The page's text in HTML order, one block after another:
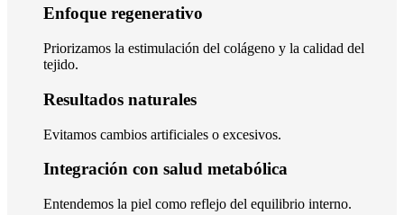
Enfoque regenerativo
Priorizamos la estimulación del colágeno y la calidad del
tejido.
Resultados naturales
Evitamos cambios artificiales o excesivos.
Integración con salud metabólica
Entendemos la piel como reflejo del equilibrio interno.